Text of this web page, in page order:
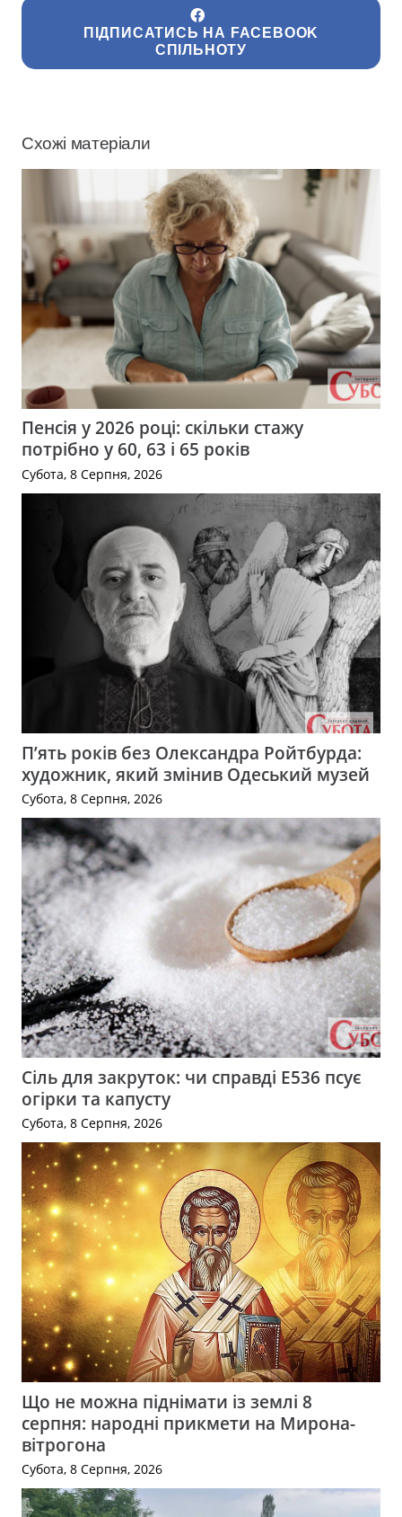
ПІДПИСАТИСЬ НА FACEBOOK
СПІЛЬНОТУ
Схожі матеріали
Пенсія у 2026 році: скільки стажу
потрібно у 60, 63 і 65 років
Субота, 8 Серпня, 2026
П’ять років без Олександра Ройтбурда:
художник, який змінив Одеський музей
Субота, 8 Серпня, 2026
Сіль для закруток: чи справді Е536 псує
огірки та капусту
Субота, 8 Серпня, 2026
Що не можна піднімати із землі 8
серпня: народні прикмети на Мирона-
вітрогона
Субота, 8 Серпня, 2026